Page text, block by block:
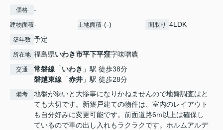
価格 -
建物面積- 土地面積-(-) 間取り 4LDK
築年数 予定
所在地 福島県いわき市平下平窪字味噌農
交通 常磐線 「いわき 」駅 徒歩38分
磐越東線 「赤井 」駅 徒歩28分
備考
地盤が弱いと大惨事になりかねませんので地盤調査はと
ても大切です。新築戸建ての物件は、室内のレイアウト
も自分好みに変更可能です。前面道路6m以上は確保し
ているので車の出し入れもラクラクです。ホルムアルデ